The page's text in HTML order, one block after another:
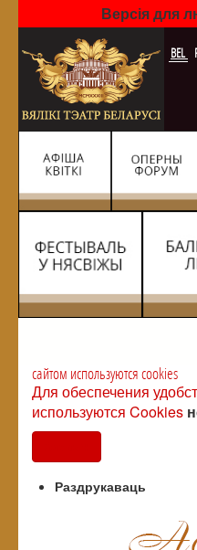
Версія для
BEL
сайтом используются cookies
Для обеспечения
используются Cookies
Раздрукаваць